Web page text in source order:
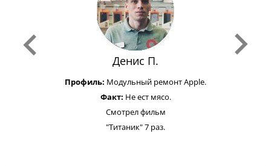
Денис П.
Профиль: Модульный ремонт Apple.
Факт: Не ест мясо.
Смотрел фильм
"Титаник" 7 раз.